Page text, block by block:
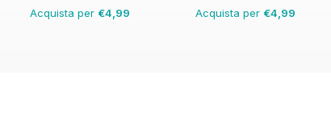
Acquista per €4,99 Acquista per €4,99